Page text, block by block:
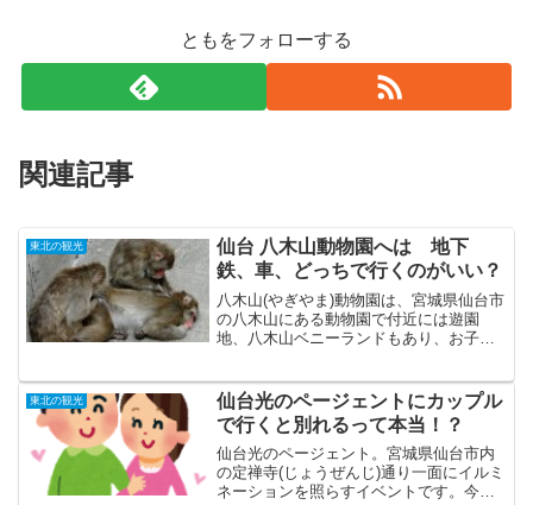
ともをフォローする
関連記事
東北の観光
仙台 八木山動物園へは 地下
鉄、車、どっちで行くのがいい？
八木山(やぎやま)動物園は、宮城県仙台市
の八木山にある動物園で付近には遊園
地、八木山ベニーランドもあり、お子さ
更に2015年、東日本大震災の影響で4年間
不通だった、仙台...
東北の観光
仙台光のページェントにカップル
で行くと別れるって本当！？
仙台光のページェント。宮城県仙台市内
の定禅寺(じょうぜんじ)通り一面にイルミ
ネーションを照らすイベントです。今で